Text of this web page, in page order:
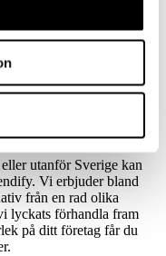
branschens bästa
på ersättning, med
utanför Sverige kan
Vi erbjuder bland
från en rad olika
lyckats förhandla fram
på ditt företag får du